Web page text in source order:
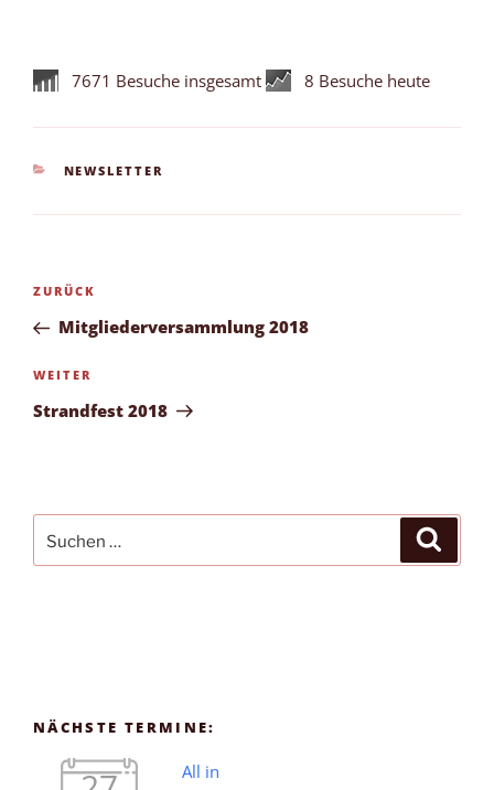
7671 Besuche insgesamt 8 Besuche heute
KATEGORIEN
NEWSLETTER
Beitragsnavigation
Vorheriger
Beitrag
ZURÜCK
Mitgliederversammlung 2018
Nächster
Beitrag
WEITER
Strandfest 2018
nach:
NÄCHSTE TERMINE:
All in